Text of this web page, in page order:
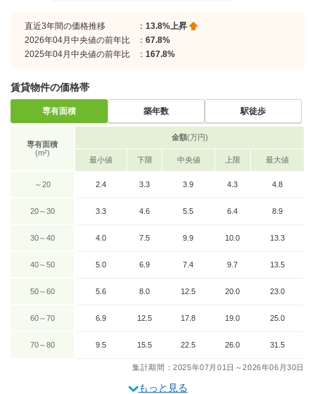
直近3年間の価格推移 ： 13.8%上昇
2026年04月中央値の前年比
： 67.8%
2025年04月中央値の前年比
： 167.8%
賃貸物件の価格帯
専有面積 築年数 駅徒歩
専有面積
(m²)
金額(万円)
最小値 下限 中央値 上限 最大値
～20 2.4 3.3 3.9 4.3 4.8
20～30 3.3 4.6 5.5 6.4 8.9
30～40 4.0 7.5 9.9 10.0 13.3
40～50 5.0 6.9 7.4 9.7 13.5
50～60 5.6 8.0 12.5 20.0 23.0
60～70 6.9 12.5 17.8 19.0 25.0
70～80 9.5 15.5 22.5 26.0 31.5
集計期間：2025年07月01日～2026年06月30日
もっと見る